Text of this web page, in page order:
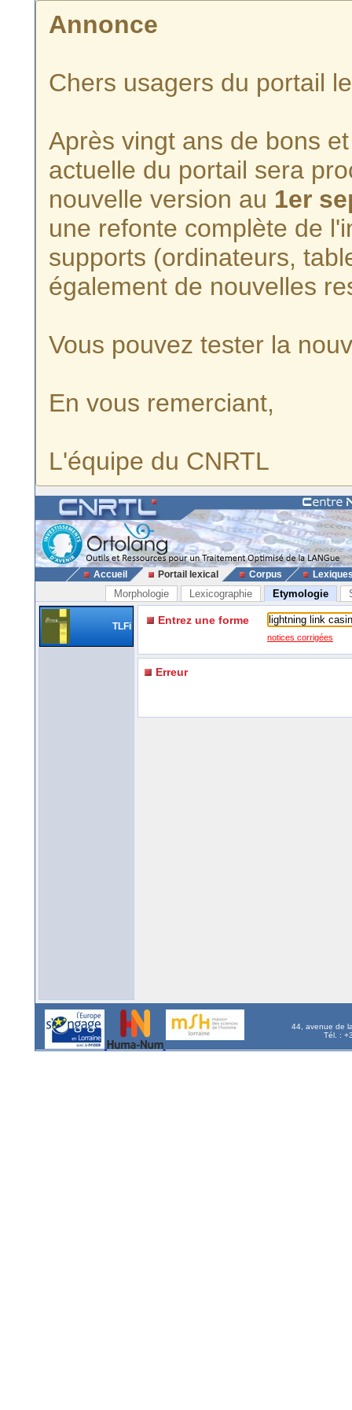
Annonce
Chers usagers du portail
Après vingt ans de bons
actuelle du portail sera
nouvelle version au 1er
une refonte complète de
supports (ordinateurs,
également de nouvelles
Vous pouvez tester la
En vous remerciant,
L'équipe du CNRTL
Accueil Portail lexical Corpus
Morphologie Lexicographie Etymologie
TLFi Entrez une forme
notices corrigées
Erreur
44, avenue de
Tél. :